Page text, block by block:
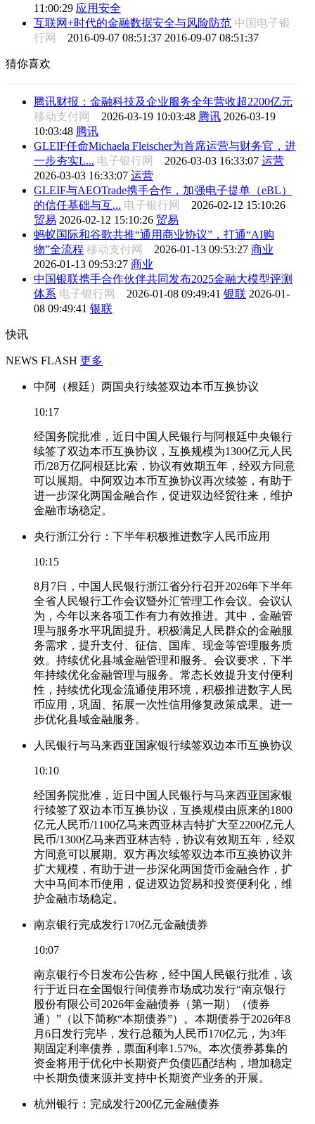
11:00:29 应用安全
互联网+时代的金融数据安全与风险防范 中国电子银
行网 2016-09-07 08:51:37 2016-09-07 08:51:37
猜你喜欢
腾讯财报：金融科技及企业服务全年营收超2200亿元
移动支付网 2026-03-19 10:03:48 腾讯 2026-03-19
10:03:48 腾讯
GLEIF任命Michaela Fleischer为首席运营与财务官，进
一步夯实L... 电子银行网 2026-03-03 16:33:07 运营
2026-03-03 16:33:07 运营
GLEIF与AEOTrade携手合作，加强电子提单（eBL）
的信任基础与互... 电子银行网 2026-02-12 15:10:26
贸易 2026-02-12 15:10:26 贸易
蚂蚁国际和谷歌共推“通用商业协议”，打通“AI购
物”全流程 移动支付网 2026-01-13 09:53:27 商业
2026-01-13 09:53:27 商业
中国银联携手合作伙伴共同发布2025金融大模型评测
体系 电子银行网 2026-01-08 09:49:41 银联 2026-01-
08 09:49:41 银联
快讯
NEWS FLASH 更多
中阿（根廷）两国央行续签双边本币互换协议
10:17
经国务院批准，近日中国人民银行与阿根廷中央银行
续签了双边本币互换协议，互换规模为1300亿元人民
币/28万亿阿根廷比索，协议有效期五年，经双方同意
可以展期。中阿双边本币互换协议再次续签，有助于
进一步深化两国金融合作，促进双边经贸往来，维护
金融市场稳定。
央行浙江分行：下半年积极推进数字人民币应用
10:15
8月7日，中国人民银行浙江省分行召开2026年下半年
全省人民银行工作会议暨外汇管理工作会议。会议认
为，今年以来各项工作有力有效推进。其中，金融管
理与服务水平巩固提升。积极满足人民群众的金融服
务需求，提升支付、征信、国库、现金等管理服务质
效。持续优化县域金融管理和服务。会议要求，下半
年持续优化金融管理与服务。常态长效提升支付便利
性，持续优化现金流通使用环境，积极推进数字人民
币应用，巩固、拓展一次性信用修复政策成果。进一
步优化县域金融服务。
人民银行与马来西亚国家银行续签双边本币互换协议
10:10
经国务院批准，近日中国人民银行与马来西亚国家银
行续签了双边本币互换协议，互换规模由原来的1800
亿元人民币/1100亿马来西亚林吉特扩大至2200亿元人
民币/1300亿马来西亚林吉特，协议有效期五年，经双
方同意可以展期。双方再次续签双边本币互换协议并
扩大规模，有助于进一步深化两国货币金融合作，扩
大中马间本币使用，促进双边贸易和投资便利化，维
护金融市场稳定。
南京银行完成发行170亿元金融债券
10:07
南京银行今日发布公告称，经中国人民银行批准，该
行于近日在全国银行间债券市场成功发行“南京银行
股份有限公司2026年金融债券（第一期）（债券
通）”（以下简称“本期债券”）。本期债券于2026年8
月6日发行完毕，发行总额为人民币170亿元，为3年
期固定利率债券，票面利率1.57%。本次债券募集的
资金将用于优化中长期资产负债匹配结构，增加稳定
中长期负债来源并支持中长期资产业务的开展。
杭州银行：完成发行200亿元金融债券